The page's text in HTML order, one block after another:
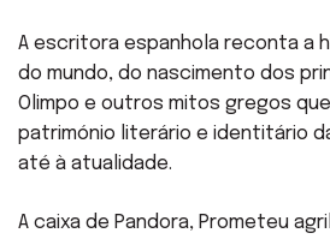
A escritora espanhola reconta a
do mundo, do nascimento dos
Olimpo e outros mitos gregos
património literário e identitário
até à atualidade.
A caixa de Pandora, Prometeu